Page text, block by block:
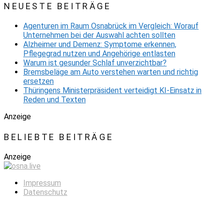
NEUESTE BEITRÄGE
Agenturen im Raum Osnabrück im Vergleich: Worauf
Unternehmen bei der Auswahl achten sollten
Alzheimer und Demenz: Symptome erkennen,
Pflegegrad nutzen und Angehörige entlasten
Warum ist gesunder Schlaf unverzichtbar?
Bremsbeläge am Auto verstehen warten und richtig
ersetzen
Thüringens Ministerpräsident verteidigt KI-Einsatz in
Reden und Texten
Anzeige
BELIEBTE BEITRÄGE
Anzeige
Impressum
Datenschutz